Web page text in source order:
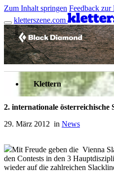
Zum Inhalt springen Feedback
kletterszene.com
Anzeige
2. internationale
29. März 2012 in News
Klettern
Mit Freude geben die Vienna
den Contests in den 3
wieder auf die zahlreichen